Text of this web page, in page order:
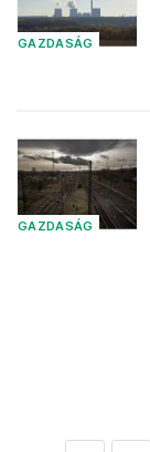
GAZDASÁG
GAZDASÁG